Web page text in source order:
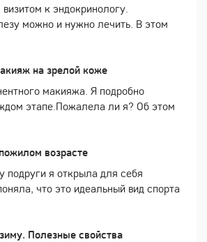
к эндокринологу.
можно и нужно лечить. В этом
на зрелой коже
макияжа. Я подробно
этапе.Пожалела ли я? Об этом
возрасте
подруги я открыла для себя
что это идеальный вид спорта
Полезные свойства